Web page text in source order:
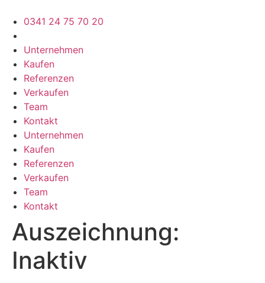
Inhalt
springen
0341 24 75 70 20
Unternehmen
Kaufen
Referenzen
Verkaufen
Team
Kontakt
Unternehmen
Kaufen
Referenzen
Verkaufen
Team
Kontakt
Auszeichnung:
Inaktiv